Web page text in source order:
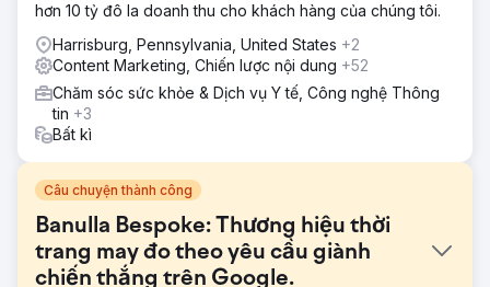
hơn 10 tỷ đô la doanh thu cho khách hàng của chúng tôi.
Harrisburg, Pennsylvania, United States +2
Content Marketing, Chiến lược nội dung +52
Chăm sóc sức khỏe & Dịch vụ Y tế, Công nghệ Thông
tin +3
Bất kì
Câu chuyện thành công
Banulla Bespoke: Thương hiệu thời
trang may đo theo yêu cầu giành
chiến thắng trên Google.